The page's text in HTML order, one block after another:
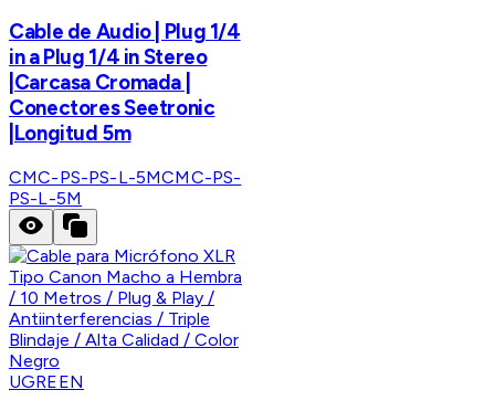
Cable de Audio | Plug 1/4
in a Plug 1/4 in Stereo
|Carcasa Cromada |
Conectores Seetronic
|Longitud 5m
CMC-PS-PS-L-5MCMC-PS-
PS-L-5M
UGREEN